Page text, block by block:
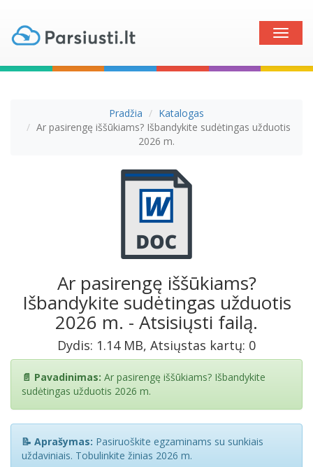
Toggle
Pradžia
Katalogas
Ar pasirengę iššūkiams? Išbandykite sudėtingas užduotis
2026 m.
Ar pasirengę iššūkiams?
Išbandykite sudėtingas užduotis
2026 m. - Atsisiųsti failą.
Dydis: 1.14 MB, Atsiųstas kartų: 0
📄 Pavadinimas: Ar pasirengę iššūkiams? Išbandykite
sudėtingas užduotis 2026 m.
📝 Aprašymas: Pasiruoškite egzaminams su sunkiais
uždaviniais. Tobulinkite žinias 2026 m.